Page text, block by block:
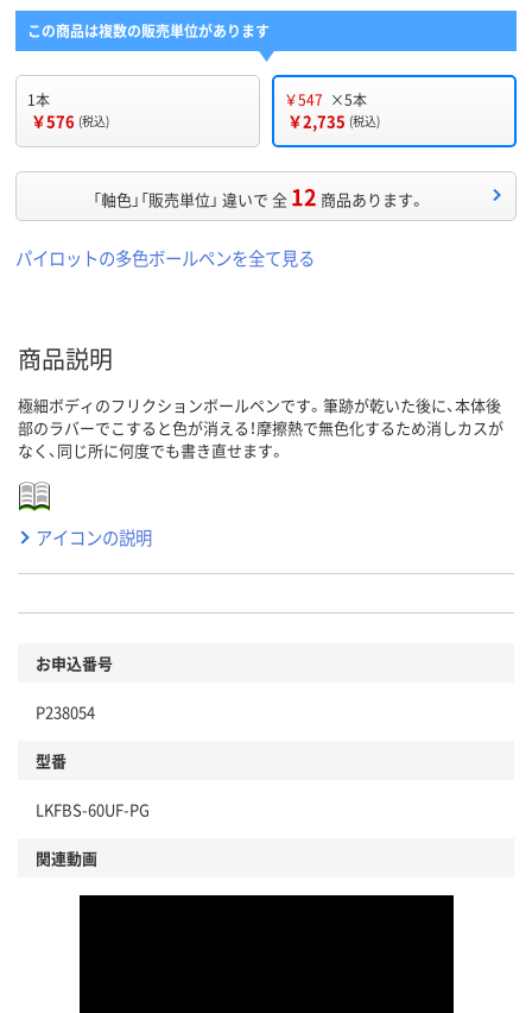
この商品は複数の販売単位があります
1本
￥576 (税込)
￥547 ×5本
￥2,735 (税込)
「軸色」「販売単位」 違いで 全 12 商品あります。
パイロットの多色ボールペンを全て見る
商品説明
極細ボディのフリクションボールペンです。筆跡が乾いた後に、本体後
部のラバーでこすると色が消える！摩擦熱で無色化するため消しカスが
なく、同じ所に何度でも書き直せます。
アイコンの説明
お申込番号
P238054
型番
LKFBS-60UF-PG
関連動画